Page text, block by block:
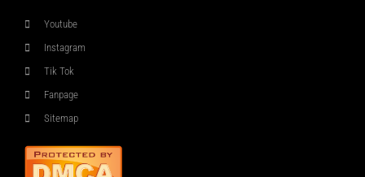
Youtube
Instagram
Tik Tok
Fanpage
Sitemap